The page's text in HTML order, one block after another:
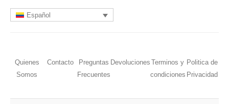
Español
Quienes
Somos
Contacto
Preguntas
Frecuentes
Devoluciones Terminos y
condiciones
Politica de
Privacidad